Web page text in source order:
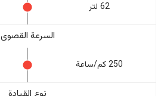
62 لتر
السرعة القصوى
250 كم/ساعة